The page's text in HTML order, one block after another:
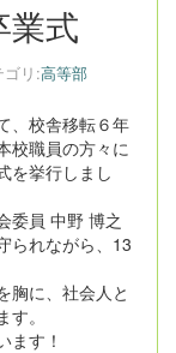
式
ゴリ:高等部
、校舎移転６年
校職員の方々に
を挙行しまし
委員 中野 博之
られながら、13
胸に、社会人と
。
ます！